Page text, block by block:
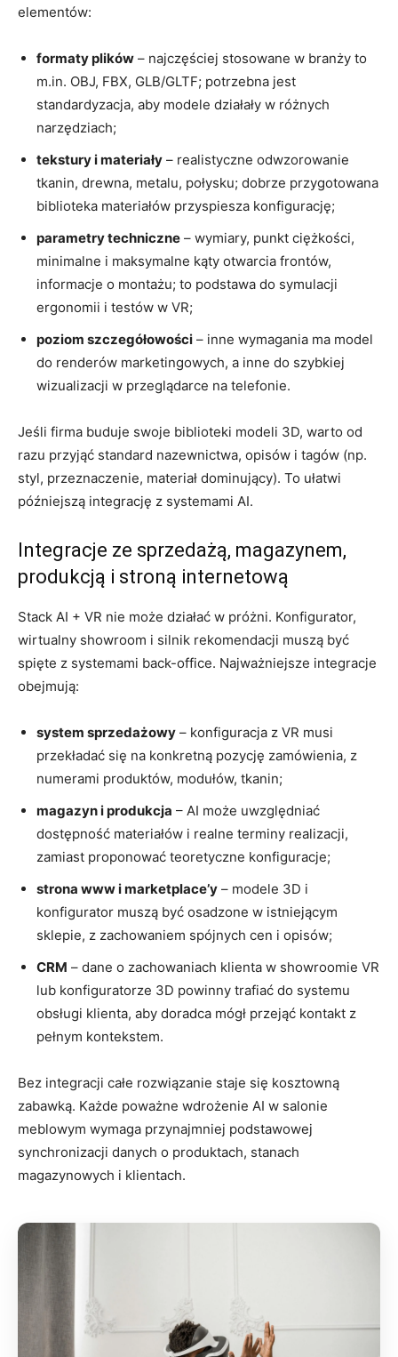
elementów:
formaty plików – najczęściej stosowane w branży to
m.in. OBJ, FBX, GLB/GLTF; potrzebna jest
standardyzacja, aby modele działały w różnych
narzędziach;
tekstury i materiały – realistyczne odwzorowanie
tkanin, drewna, metalu, połysku; dobrze przygotowana
biblioteka materiałów przyspiesza konfigurację;
parametry techniczne – wymiary, punkt ciężkości,
minimalne i maksymalne kąty otwarcia frontów,
informacje o montażu; to podstawa do symulacji
ergonomii i testów w VR;
poziom szczegółowości – inne wymagania ma model
do renderów marketingowych, a inne do szybkiej
wizualizacji w przeglądarce na telefonie.
Jeśli firma buduje swoje biblioteki modeli 3D, warto od
razu przyjąć standard nazewnictwa, opisów i tagów (np.
styl, przeznaczenie, materiał dominujący). To ułatwi
późniejszą integrację z systemami AI.
Integracje ze sprzedażą, magazynem,
produkcją i stroną internetową
Stack AI + VR nie może działać w próżni. Konfigurator,
wirtualny showroom i silnik rekomendacji muszą być
spięte z systemami back-office. Najważniejsze integracje
obejmują:
system sprzedażowy – konfiguracja z VR musi
przekładać się na konkretną pozycję zamówienia, z
numerami produktów, modułów, tkanin;
magazyn i produkcja – AI może uwzględniać
dostępność materiałów i realne terminy realizacji,
zamiast proponować teoretyczne konfiguracje;
strona www i marketplace’y – modele 3D i
konfigurator muszą być osadzone w istniejącym
sklepie, z zachowaniem spójnych cen i opisów;
CRM – dane o zachowaniach klienta w showroomie VR
lub konfiguratorze 3D powinny trafiać do systemu
obsługi klienta, aby doradca mógł przejąć kontakt z
pełnym kontekstem.
Bez integracji całe rozwiązanie staje się kosztowną
zabawką. Każde poważne wdrożenie AI w salonie
meblowym wymaga przynajmniej podstawowej
synchronizacji danych o produktach, stanach
magazynowych i klientach.